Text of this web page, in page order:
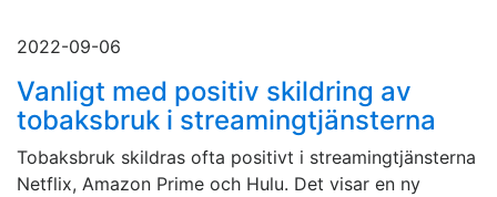
2022-09-06
Vanligt med positiv skildring av
tobaksbruk i streamingtjänsterna
Tobaksbruk skildras ofta positivt i streamingtjänsterna
Netflix, Amazon Prime och Hulu. Det visar en ny